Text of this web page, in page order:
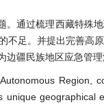
通过梳理西藏特殊
不足。并提出完善高
疆民族地区应急管理
Region,
geographical